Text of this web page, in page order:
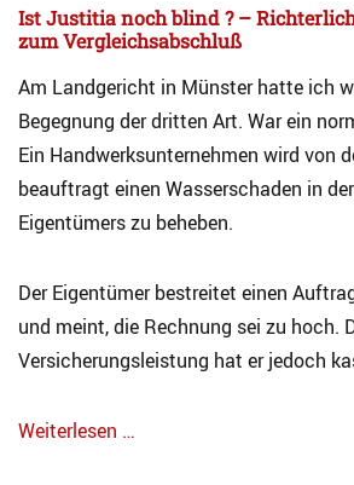
Ist Justitia noch blind ? –
zum Vergleichsabschluß
Am Landgericht in Münster hatte ich
Begegnung der dritten Art. War ein
Ein Handwerksunternehmen wird von
beauftragt einen Wasserschaden in
Eigentümers zu beheben.
Der Eigentümer bestreitet einen
und meint, die Rechnung sei zu hoch.
Versicherungsleistung hat er jedoch
Weiterlesen …